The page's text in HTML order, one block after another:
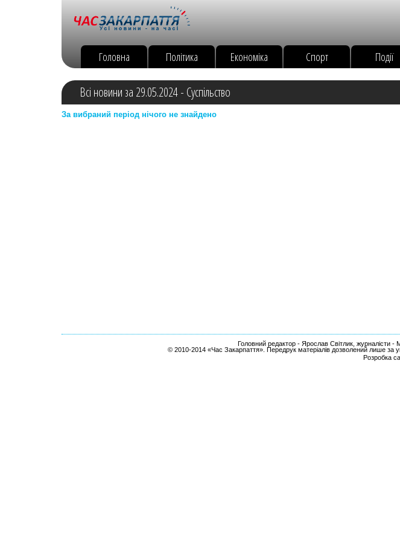
Головна Політика Економіка Спорт Події
Всі новини за 29.05.2024 - Суспільство
За вибраний період нічого не знайдено
Головний редактор - Ярослав Світлик, журналісти -
© 2010-2014 «Час Закарпаття». Передрук матеріалів дозволений лише за
Розробка